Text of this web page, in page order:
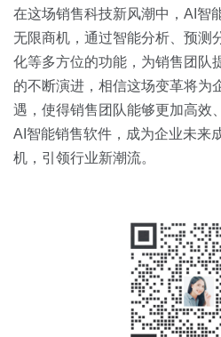
在这场销售科技新风潮中，AI智
无限商机，通过智能分析、预测
化等多方位的功能，为销售团队
的不断演进，相信这场变革将为
遇，使得销售团队能够更加高效
AI智能销售软件，成为企业未来
机，引领行业新潮流。